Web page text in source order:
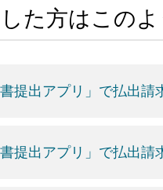
た方はこの
書提出アプリ」で払出
書提出アプリ」で払出